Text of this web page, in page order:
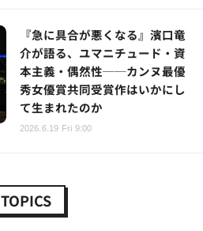
『急に具合が悪くなる』濱口竜
介が語る、ユマニチュード・資
本主義・偶然性──カンヌ最優
秀女優賞共同受賞作はいかにし
て生まれたのか
2026.6.19 Fri 9:00
TOPICS